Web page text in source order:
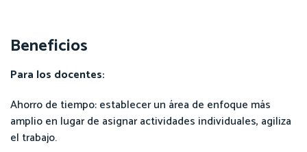
Beneficios
Para los docentes:
Ahorro de tiempo: establecer un área de enfoque más
amplio en lugar de asignar actividades individuales, agiliza
el trabajo.